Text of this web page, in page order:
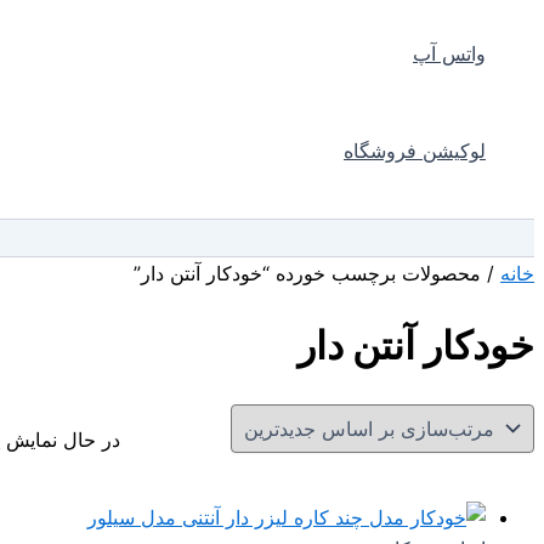
واتس آپ
لوکیشن فروشگاه
خانه / محصولات برچسب خورده “خودکار آنتن دار”
خودکار آنتن دار
در حال نمایش